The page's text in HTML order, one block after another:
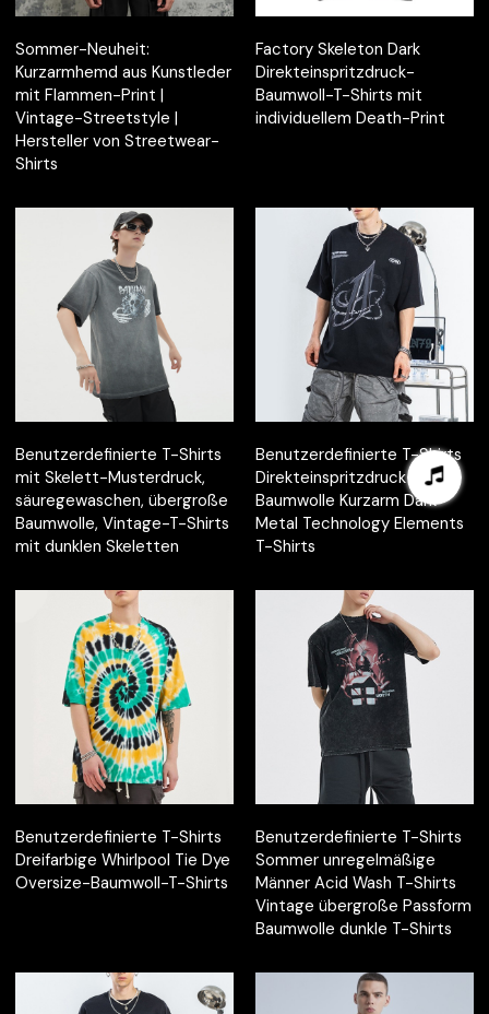
Sommer-Neuheit:
Kurzarmhemd aus Kunstleder
mit Flammen-Print |
Vintage-Streetstyle |
Hersteller von Streetwear-
Shirts
Factory Skeleton Dark
Direkteinspritzdruck-
Baumwoll-T-Shirts mit
individuellem Death-Print
Benutzerdefinierte T-Shirts
mit Skelett-Musterdruck,
säuregewaschen, übergroße
Baumwolle, Vintage-T-Shirts
mit dunklen Skeletten
Benutzerdefinierte T-Shirts
Direkteinspritzdruck
Baumwolle Kurzarm Dark
Metal Technology Elements
T-Shirts
Benutzerdefinierte T-Shirts
Dreifarbige Whirlpool Tie Dye
Oversize-Baumwoll-T-Shirts
Benutzerdefinierte T-Shirts
Sommer unregelmäßige
Männer Acid Wash T-Shirts
Vintage übergroße Passform
Baumwolle dunkle T-Shirts